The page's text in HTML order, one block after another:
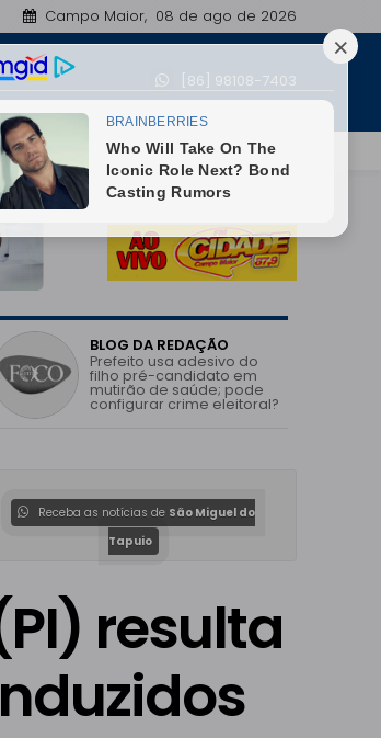
Jatobá do Piauí registra avanço no IDEB e melhora
Campo Maior, 08 de ago de 2026
[86] 98108-7403
BLOG DA REDAÇÃO
Prefeito usa adesivo do
filho pré-candidato em
mutirão de saúde; pode
configurar crime eleitoral?
Receba as notícias de São Miguel do
Tapuio
resulta